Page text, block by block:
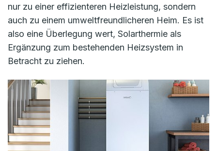
nur zu einer effizienteren Heizleistung, sondern
auch zu einem umweltfreundlicheren Heim. Es ist
also eine Überlegung wert, Solarthermie als
Ergänzung zum bestehenden Heizsystem in
Betracht zu ziehen.